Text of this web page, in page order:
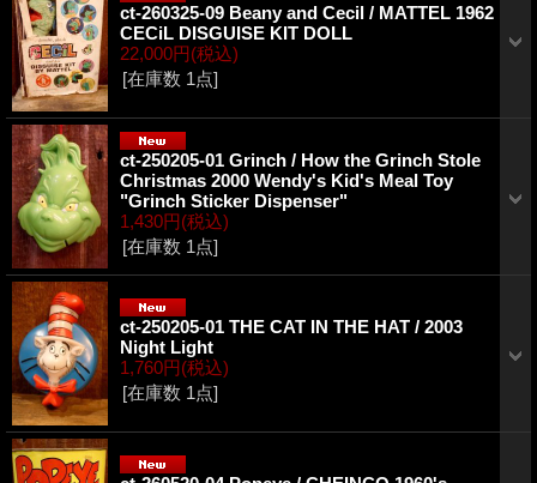
ct-260325-09 Beany and Cecil / MATTEL 1962
CECiL DISGUISE KIT DOLL
22,000円(税込)
[在庫数 1点]
ct-250205-01 Grinch / How the Grinch Stole
Christmas 2000 Wendy's Kid's Meal Toy
"Grinch Sticker Dispenser"
1,430円(税込)
[在庫数 1点]
ct-250205-01 THE CAT IN THE HAT / 2003
Night Light
1,760円(税込)
[在庫数 1点]